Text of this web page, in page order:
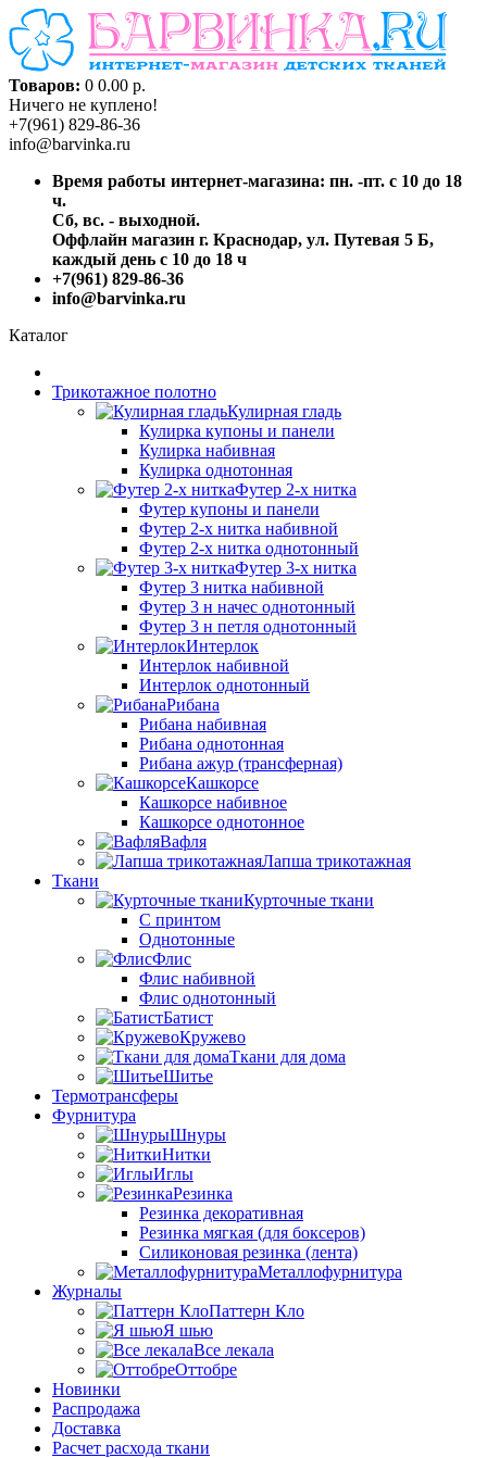
Товаров: 0 0.00 р.
Ничего не куплено!
+7(961) 829-86-36
info@barvinka.ru
Время работы интернет-магазина: пн. -пт. с 10 до 18
ч.
Сб, вс. - выходной.
Оффлайн магазин г. Краснодар, ул. Путевая 5 Б,
каждый день с 10 до 18 ч
+7(961) 829-86-36
info@barvinka.ru
Каталог
Трикотажное полотно
Кулирная гладь
Кулирка купоны и панели
Кулирка набивная
Кулирка однотонная
Футер 2-х нитка
Футер купоны и панели
Футер 2-х нитка набивной
Футер 2-х нитка однотонный
Футер 3-х нитка
Футер 3 нитка набивной
Футер 3 н начес однотонный
Футер 3 н петля однотонный
Интерлок
Интерлок набивной
Интерлок однотонный
Рибана
Рибана набивная
Рибана однотонная
Рибана ажур (трансферная)
Кашкорсе
Кашкорсе набивное
Кашкорсе однотонное
Вафля
Лапша трикотажная
Ткани
Курточные ткани
С принтом
Однотонные
Флис
Флис набивной
Флис однотонный
Батист
Кружево
Ткани для дома
Шитье
Термотрансферы
Фурнитура
Шнуры
Нитки
Иглы
Резинка
Резинка декоративная
Резинка мягкая (для боксеров)
Силиконовая резинка (лента)
Металлофурнитура
Журналы
Паттерн Кло
Я шью
Все лекала
Оттобре
Новинки
Распродажа
Доставка
Расчет расхода ткани